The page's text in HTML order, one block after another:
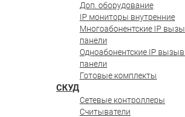
Доп. оборудование
IP мониторы внутренние
Многоабонентские IP
панели
Одноабонентские IP
панели
Готовые комплекты
СКУД
Сетевые контроллеры
Считыватели